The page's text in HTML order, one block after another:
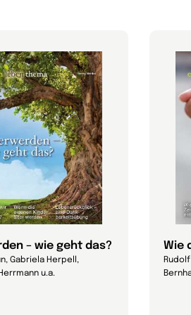
– wie geht das?
Gabriela Herpell,
u.a.
Wie